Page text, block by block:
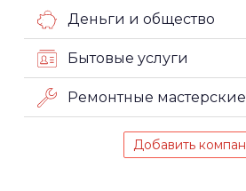
Деньги и общество
Бытовые услуги
Ремонтные мастерские
Добавить